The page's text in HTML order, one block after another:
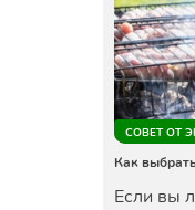
СОВЕТ ОТ
Как
Если вы